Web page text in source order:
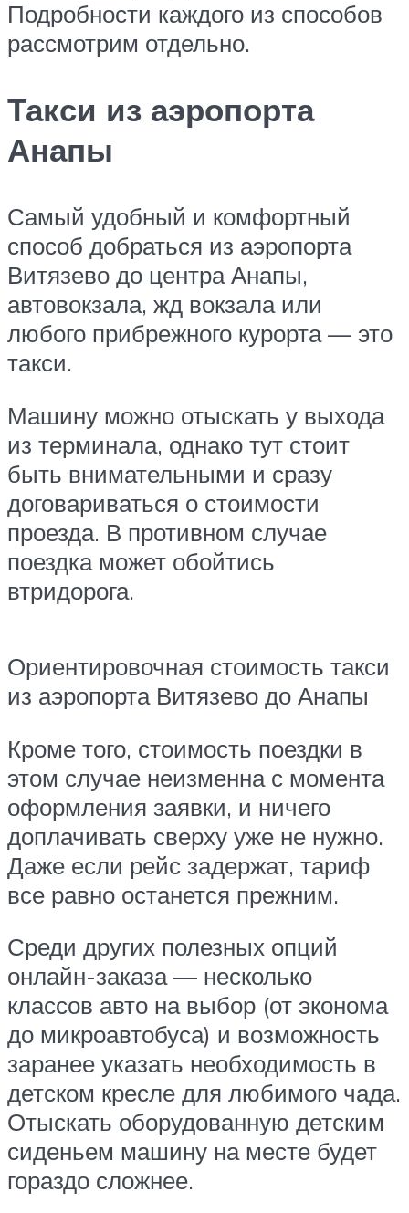
Подробности каждого из способов
рассмотрим отдельно.
Такси из аэропорта
Анапы
Самый удобный и комфортный
способ добраться из аэропорта
Витязево до центра Анапы,
автовокзала, жд вокзала или
любого прибрежного курорта — это
такси.
Машину можно отыскать у выхода
из терминала, однако тут стоит
быть внимательными и сразу
договариваться о стоимости
проезда. В противном случае
поездка может обойтись
втридорога.
Ориентировочная стоимость такси
из аэропорта Витязево до Анапы
Кроме того, стоимость поездки в
этом случае неизменна с момента
оформления заявки, и ничего
доплачивать сверху уже не нужно.
Даже если рейс задержат, тариф
все равно останется прежним.
Среди других полезных опций
онлайн-заказа — несколько
классов авто на выбор (от эконома
до микроавтобуса) и возможность
заранее указать необходимость в
детском кресле для любимого чада.
Отыскать оборудованную детским
сиденьем машину на месте будет
гораздо сложнее.